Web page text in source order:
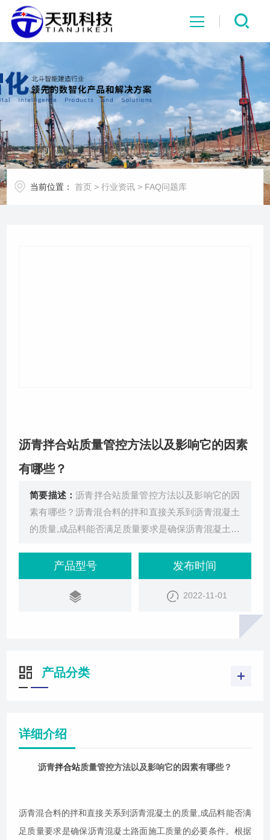
网站首页
系统中心
解决方案
项目案例
当前位置： 首页 >行业资讯 > FAQ问题库
沥青拌合站质量管控方法以及影响它的因素
有哪些？
简要描述：沥青拌合站质量管控方法以及影响它的因
素有哪些？沥青混合料的拌和直接关系到沥青混凝土
的质量,成品料能否满足质量要求是确保沥青混凝土路
个方面介绍如何控制沥青混凝土质量。一、设备系统
及料况的稳定性稳定的生产设备系统,才能创造出好的
工况。因而必须保证设备的完好性,运行的稳定性。每
天的日常保养、检查维修是必不可少的,同时要做好重
产品型号 发布时间
2022-11-01
产品分类
详细介绍
沥青拌合站质量管控方法以及影响它的因素有哪些？
沥青混合料的拌和直接关系到沥青混凝土的质量,成品料能否满
足质量要求是确保沥青混凝土路面施工质量的必要条件。根据